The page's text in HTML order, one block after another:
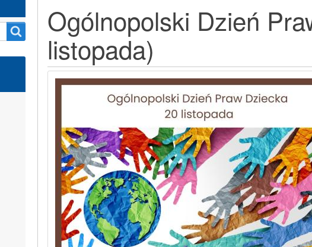
Ogólnopolski Dzień
listopada)